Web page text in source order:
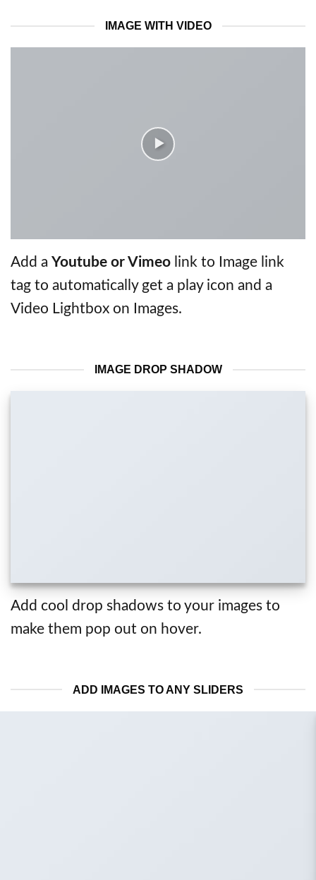
IMAGE WITH VIDEO
Add a Youtube or Vimeo link to Image link
tag to automatically get a play icon and a
Video Lightbox on Images.
IMAGE DROP SHADOW
Add cool drop shadows to your images to
make them pop out on hover.
ADD IMAGES TO ANY SLIDERS